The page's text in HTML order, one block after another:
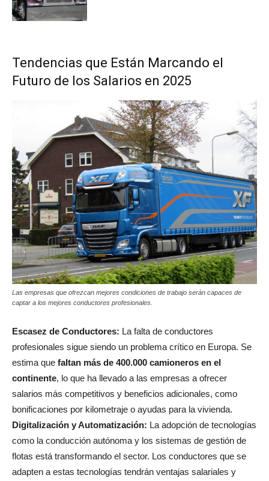
Tendencias que Están Marcando el
Futuro de los Salarios en 2025
Las empresas que ofrezcan mejores condiciones de trabajo serán capaces de
captar a los mejores conductores profesionales.
Escasez de Conductores: La falta de conductores
profesionales sigue siendo un problema crítico en Europa. Se
estima que faltan más de 400.000 camioneros en el
continente, lo que ha llevado a las empresas a ofrecer
salarios más competitivos y beneficios adicionales, como
bonificaciones por kilometraje o ayudas para la vivienda.
Digitalización y Automatización: La adopción de tecnologías
como la conducción autónoma y los sistemas de gestión de
flotas está transformando el sector. Los conductores que se
adapten a estas tecnologías tendrán ventajas salariales y